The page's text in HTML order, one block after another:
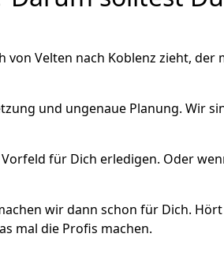
Velten nach Koblenz zieht, der
und ungenaue Planung. Wir
für Dich erledigen. Oder
wir dann schon für Dich.
mal die Profis machen.